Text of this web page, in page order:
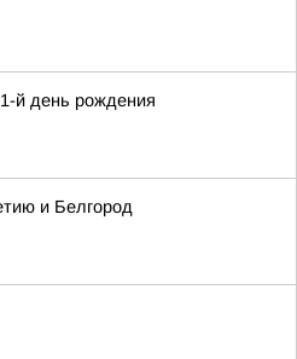
й день рождения
и Белгород